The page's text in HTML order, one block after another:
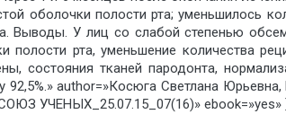
оболочки полости рта; уменьшилось
Выводы. У лиц со слабой степенью
полости рта, уменьшение количества
состояния тканей пародонта,
author=»Косюга Светлана Юрьевна,
УЧЕНЫХ_25.07.15_07(16)» ebook=»yes» ]